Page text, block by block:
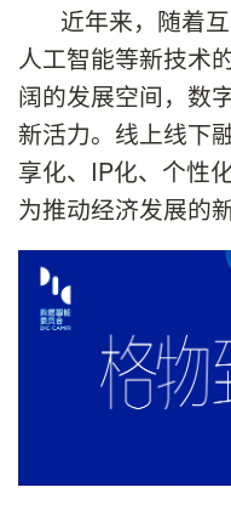
近年来，随着
人工智能等新技术
阔的发展空间，数
新活力。线上线下
享化、IP化、个性
为推动经济发展的